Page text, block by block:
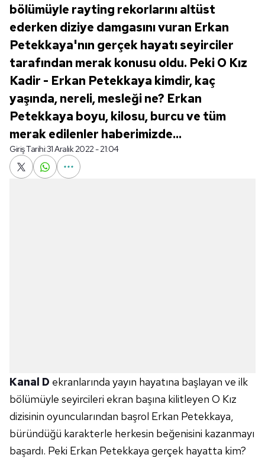
bölümüyle rayting rekorlarını altüst
ederken diziye damgasını vuran Erkan
Petekkaya'nın gerçek hayatı seyirciler
tarafından merak konusu oldu. Peki O Kız
Kadir - Erkan Petekkaya kimdir, kaç
yaşında, nereli, mesleği ne? Erkan
Petekkaya boyu, kilosu, burcu ve tüm
merak edilenler haberimizde...
Giriş Tarihi:31 Aralık 2022 - 21:04
Kanal D ekranlarında yayın hayatına başlayan ve ilk
bölümüyle seyircileri ekran başına kilitleyen O Kız
dizisinin oyuncularından başrol Erkan Petekkaya,
büründüğü karakterle herkesin beğenisini kazanmayı
başardı. Peki Erkan Petekkaya gerçek hayatta kim?